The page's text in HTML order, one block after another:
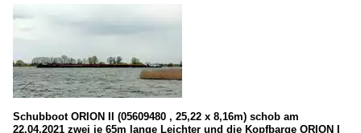
Schubboot ORION II (05609480 , 25,22 x 8,16m) schob am
22.04.2021 zwei je 65m lange Leichter und die Kopfbarge ORION I